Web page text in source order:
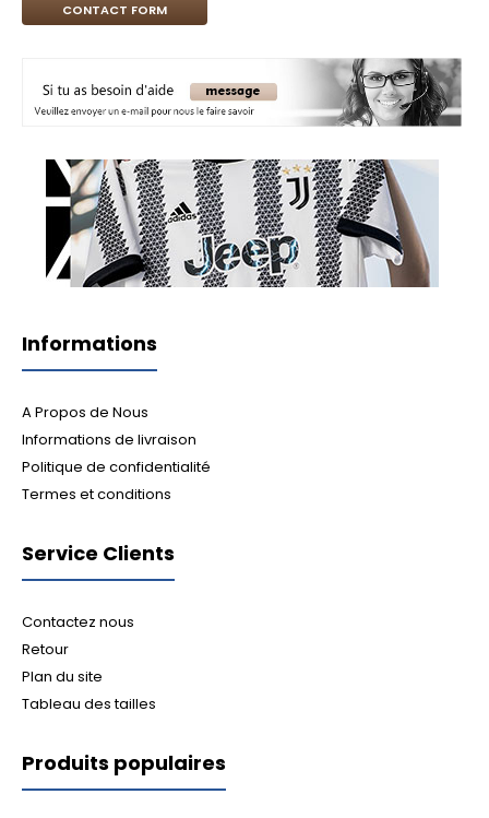
CONTACT FORM
Informations
A Propos de Nous
Informations de livraison
Politique de confidentialité
Termes et conditions
Service Clients
Contactez nous
Retour
Plan du site
Tableau des tailles
Produits populaires